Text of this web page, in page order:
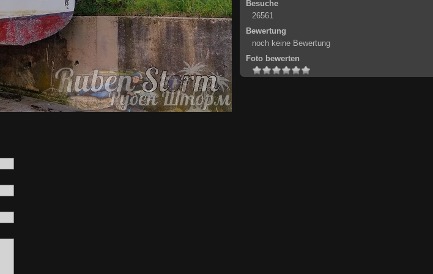
Besuche
26561
Bewertung
noch keine Bewertung
Foto bewerten